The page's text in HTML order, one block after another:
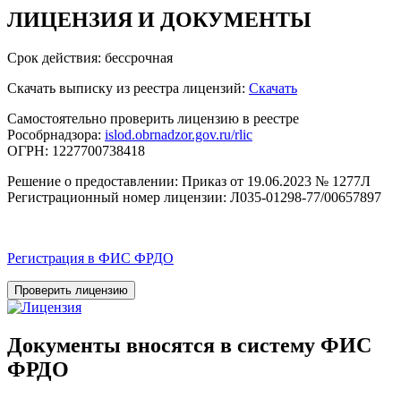
ЛИЦЕНЗИЯ И ДОКУМЕНТЫ
Срок действия: бессрочная
Скачать выписку из реестра лицензий: Скачать
Самостоятельно проверить лицензию в реестре
Рособрнадзора: islod.obrnadzor.gov.ru/rlic
ОГРН: 1227700738418
Решение о предоставлении: Приказ от 19.06.2023 № 1277Л
Регистрационный номер лицензии: Л035-01298-77/00657897
Регистрация в ФИС ФРДО
Проверить лицензию
Документы вносятся в систему ФИС
ФРДО